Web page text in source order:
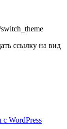
ссылку на вид
WordPress